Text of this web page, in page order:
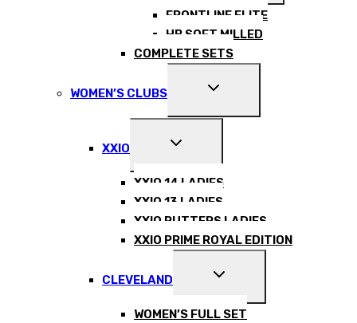
MENU
FRONTLINE ELITE
HB SOFT MILLED
COMPLETE SETS
WOMEN’S CLUBS
EXPAND
MENU
XXIO
EXPAND
MENU
XXIO 14 LADIES
XXIO 13 LADIES
XXIO PUTTERS LADIES
XXIO PRIME ROYAL EDITION
CLEVELAND
EXPAND
MENU
WOMEN’S FULL SET